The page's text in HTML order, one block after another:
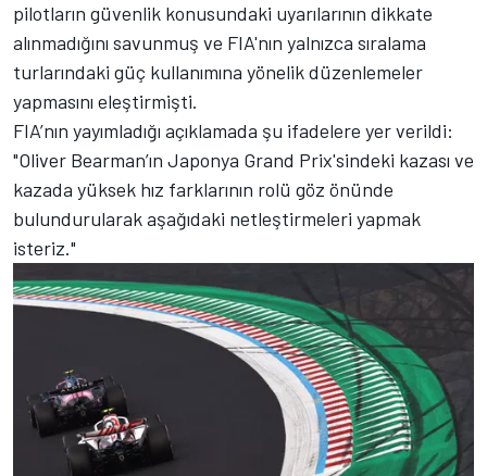
pilotların güvenlik konusundaki uyarılarının dikkate
alınmadığını savunmuş ve FIA'nın yalnızca sıralama
turlarındaki güç kullanımına yönelik düzenlemeler
yapmasını eleştirmişti.
FIA’nın yayımladığı açıklamada şu ifadelere yer verildi:
"Oliver Bearman’ın Japonya Grand Prix'sindeki kazası ve
kazada yüksek hız farklarının rolü göz önünde
bulundurularak aşağıdaki netleştirmeleri yapmak
isteriz."